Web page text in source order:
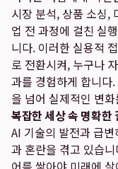
시장 분석, 상품 소싱,
업 전 과정에 걸친 실
니다. 이러한 실용적
로 전환시켜, 누구나
과를 경험하게 합니다
을 넘어 실제적인 변
복잡한 세상 속 명확한
AI 기술의 발전과 급
과 혼란을 겪고 있습